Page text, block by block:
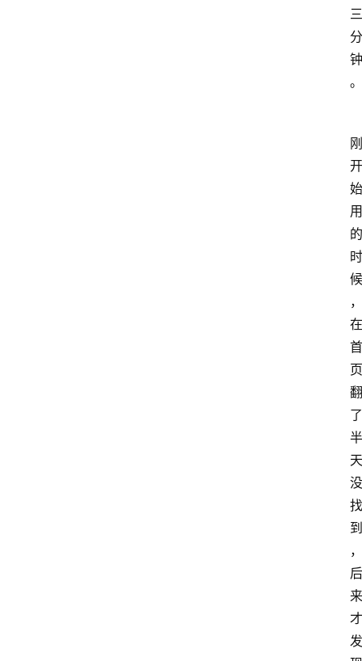
三
分
钟
。
刚
开
始
用
的
时
候
，
在
首
页
翻
了
半
天
没
找
到
，
后
来
才
发